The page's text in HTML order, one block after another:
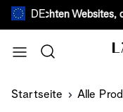
DE
Websites, die sich
Suche
Startseite Alle